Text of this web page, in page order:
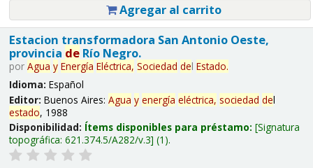
Agregar al carrito
Estacion transformadora San Antonio Oeste,
provincia deRío Negro.
por Agua y Energía Eléctrica, Sociedad del Estado.
Idioma: Español
Editor: Buenos Aires: Agua y energía eléctrica, sociedad del
estado, 1988
Disponibilidad: Ítems disponibles para préstamo: Signatura
topográfica: 621.374.5/A282/v.3 (1).